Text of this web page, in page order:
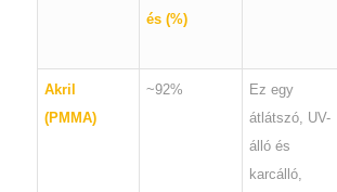
és (%)
Akril
(PMMA)
~92%
Ez egy
átlátszó, UV-
álló és
karcálló,